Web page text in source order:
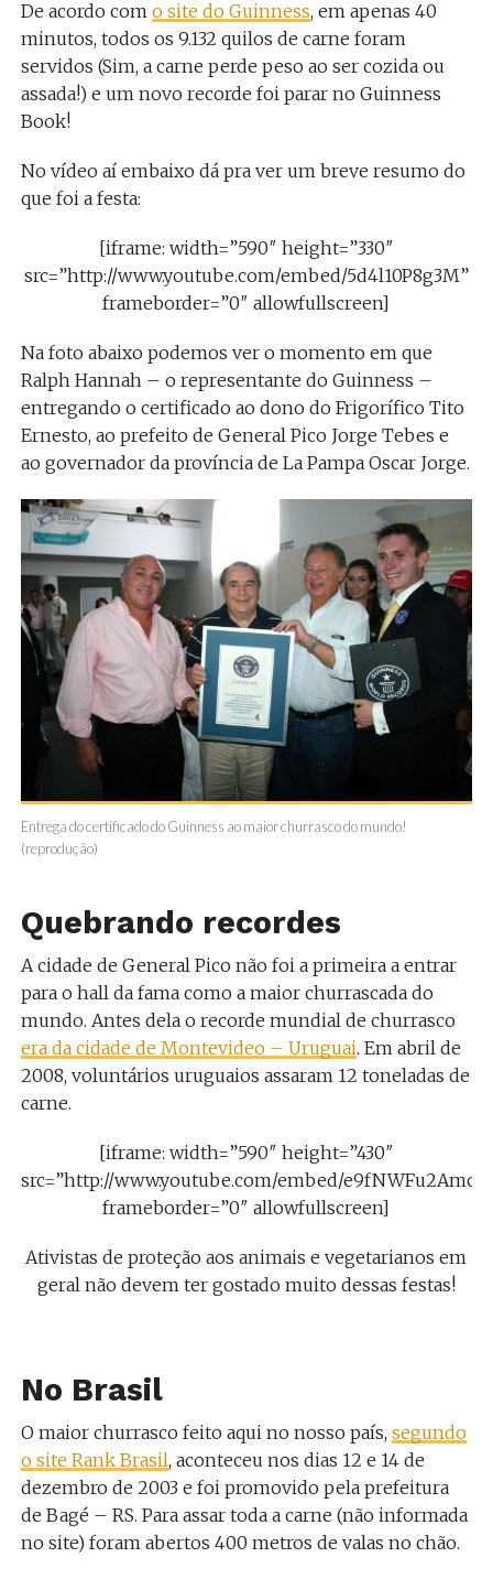
De acordo com o site do Guinness, em apenas 40
minutos, todos os 9.132 quilos de carne foram
servidos (Sim, a carne perde peso ao ser cozida ou
assada!) e um novo recorde foi parar no Guinness
Book!
No vídeo aí embaixo dá pra ver um breve resumo do
que foi a festa:
[iframe: width=”590″ height=”330″
src=”http://www.youtube.com/embed/5d4l10P8g3M”
frameborder=”0″ allowfullscreen]
Na foto abaixo podemos ver o momento em que
Ralph Hannah – o representante do Guinness –
entregando o certificado ao dono do Frigorífico Tito
Ernesto, ao prefeito de General Pico Jorge Tebes e
ao governador da província de La Pampa Oscar Jorge.
Entrega do certificado do Guinness ao maior churrasco do mundo!
(reprodução)
Quebrando recordes
A cidade de General Pico não foi a primeira a entrar
para o hall da fama como a maior churrascada do
mundo. Antes dela o recorde mundial de churrasco
era da cidade de Montevideo – Uruguai. Em abril de
2008, voluntários uruguaios assaram 12 toneladas de
carne.
[iframe: width=”590″ height=”430″
src=”http://www.youtube.com/embed/e9fNWFu2Amc”
frameborder=”0″ allowfullscreen]
Ativistas de proteção aos animais e vegetarianos em
geral não devem ter gostado muito dessas festas!
No Brasil
O maior churrasco feito aqui no nosso país, segundo
o site Rank Brasil, aconteceu nos dias 12 e 14 de
dezembro de 2003 e foi promovido pela prefeitura
de Bagé – RS. Para assar toda a carne (não informada
no site) foram abertos 400 metros de valas no chão.